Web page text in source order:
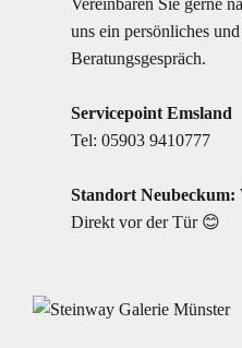
Vereinbaren Sie gerne
uns ein persönliches
Beratungsgespräch.
Servicepoint Emsland
Tel: 05903 9410777
Standort Neubeckum:
Direkt vor der Tür 😊